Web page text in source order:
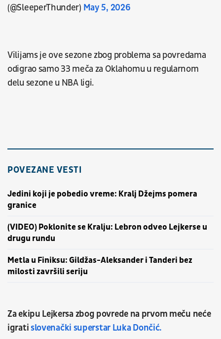
(@SleeperThunder) May 5, 2026
Vilijams je ove sezone zbog problema sa povredama
odigrao samo 33 meča za Oklahomu u regularnom
delu sezone u NBA ligi.
POVEZANE VESTI
Jedini koji je pobedio vreme: Kralj Džejms pomera
granice
(VIDEO) Poklonite se Kralju: Lebron odveo Lejkerse u
drugu rundu
Metla u Finiksu: Gildžas-Aleksander i Tanderi bez
milosti završili seriju
Za ekipu Lejkersa zbog povrede na prvom meču neće
igrati slovenački superstar Luka Dončić.